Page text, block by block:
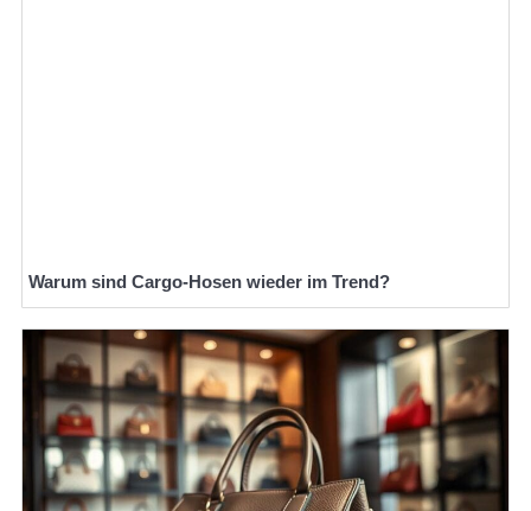
Warum sind Cargo-Hosen wieder im Trend?